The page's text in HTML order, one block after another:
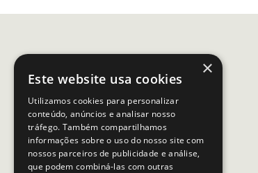
INFORMAÇÕES
A Minha Conta
×
Este website usa cookies
Utilizamos cookies para personalizar
conteúdo, anúncios e analisar nosso
tráfego. Também compartilhamos
informações sobre o uso do nosso site com
nossos parceiros de publicidade e análise,
que podem combiná-las com outras